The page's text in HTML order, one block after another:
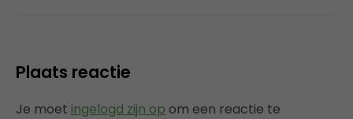
Plaats reactie
Je moet ingelogd zijn op om een reactie te